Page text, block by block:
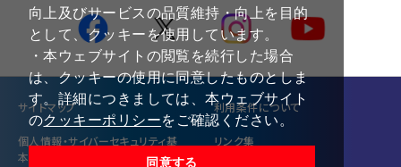
向上及びサービスの品質維持・向上を目的
として、クッキーを使用しています。
・本ウェブサイトの閲覧を続行した場合
は、クッキーの使用に同意したものとしま
す。詳細につきましては、本ウェブサイト
のクッキーポリシーをご確認ください。
同意する
サイトマップ 利⽤条件について
個⼈情報・サイバーセキュリティ基
本方針
リンク集